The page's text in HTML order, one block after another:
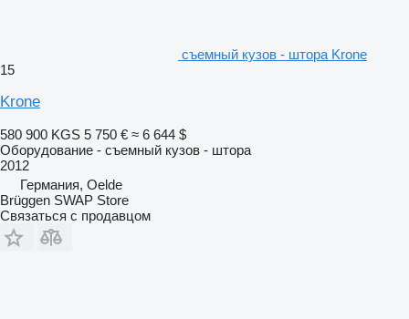
съемный кузов - штора Krone
15
Krone
580 900 KGS 5 750 € ≈ 6 644 $
Оборудование - съемный кузов - штора
2012
Германия, Oelde
Brüggen SWAP Store
Связаться с продавцом